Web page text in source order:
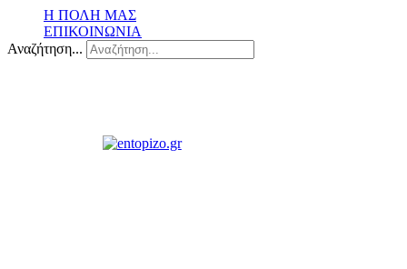
Η ΠΟΛΗ ΜΑΣ
ΕΠΙΚΟΙΝΩΝΙΑ
Αναζήτηση...